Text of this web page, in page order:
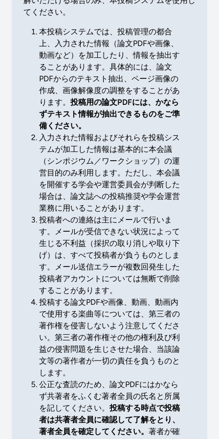
てください。
本投稿システムでは、投稿管理の都合
上、入力された情報（論文PDFや画像、
動画など）を加工したり、情報を抽出す
ることがあります。具体的には、論文
PDFからのテキスト抽出、ページ画像の
作成、画像解像度の調整をすることがあ
ります。 投稿用の論文PDFには、かなら
ずテキスト情報が抽出できるものをご準
備ください。
入力された情報およびそれらを投稿シス
テムが加工した情報は基本的に本会議
（シンポジウム／ワークショップ）の運
営目的のみ利用します。ただし、本会議
を開催する学会や運営委員会が判断した
場合は、論文誌への投稿推奨や学会運営
業務に用いることがあります。
投稿者への連絡は主にメールで行いま
す。メールが受信できない状況によって
生じる不利益（採択の取り消しや取り下
げ）は、すべて投稿者が負うものとしま
す。メール送信エラーが複数回発生した
投稿者アカウントについては無断で削除
することがあります。
投稿する論文PDFや画像、動画、動画内
で使用する楽曲等については、第三者の
著作権を侵害しないよう注意してくださ
い。第三者の著作権その他の権利及び利
益の侵害問題を生じさせた場合、当該論
文等の著作者が一切の責任を負うものと
します。
公正な査読のため、論文PDFにはかなら
ず共著者をふくむ著者全員の氏名と所属
を記してください。 投稿する時点で投稿
者は共著者全員に確認して了解をとり、
著者全員を確定してください。 著者が確